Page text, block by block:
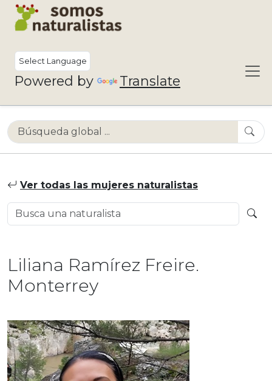
Powered by Translate
Ver todas las mujeres naturalistas
Liliana Ramírez Freire.
Monterrey